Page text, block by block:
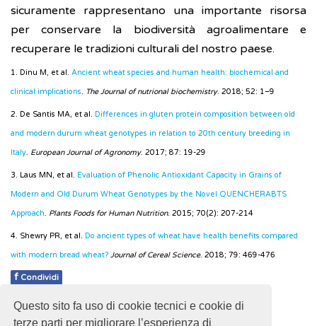
Questo sito fa uso di cookie tecnici e cookie di
terze parti per migliorare l’esperienza di
sicuramente rappresentano una importante risorsa
per conservare la biodiversità agroalimentare e
recuperare le tradizioni culturali del nostro paese.
1. Dinu M, et al. Ancient wheat species and human health: biochemical and
clinical implications. The Journal of nutrional biochemistry. 2018; 52: 1–9
2. De Santis MA, et al. Differences in gluten protein composition between old
and modern durum wheat genotypes in relation to 20th century breeding in
Italy. European Journal of Agronomy. 2017; 87: 19-29
3. Laus MN, et al. Evaluation of Phenolic Antioxidant Capacity in Grains of
Modern and Old Durum Wheat Genotypes by the Novel QUENCHERABTS
Approach. Plants Foods for Human Nutrition. 2015; 70(2): 207-214
4. Shewry PR, et al. Do ancient types of wheat have health benefits compared
with modern bread wheat? Journal of Cereal Science. 2018; 79: 469-476
f Condividi
Pubblicato: 29 Agosto 2018